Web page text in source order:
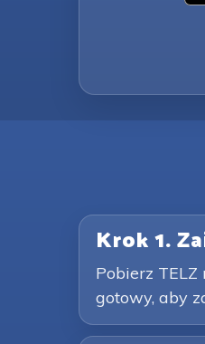
Krok 1.
Pobierz
gotowy, aby